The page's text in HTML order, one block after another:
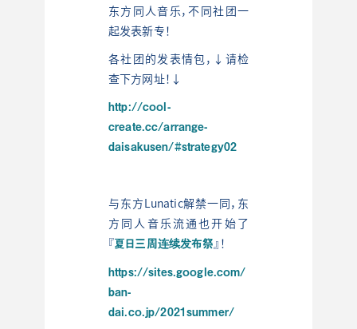
东方同人音乐，不同社团一
起发表新专！
各社团的发表情包，↓请检
查下方网址！↓
http://cool-
create.cc/arrange-
daisakusen/#strategy02
与东方Lunatic解禁一同，东
方同人音乐流通也开始了
『夏日三周连续发布祭』！
https://sites.google.com/
ban-
dai.co.jp/2021summer/